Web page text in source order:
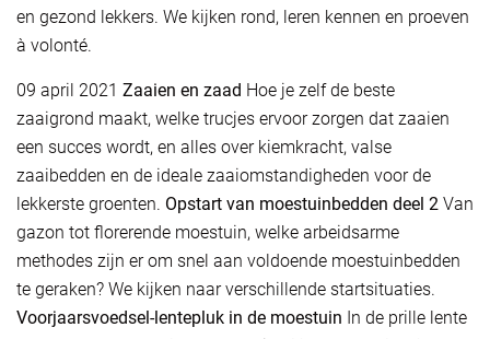
en gezond lekkers. We kijken rond, leren kennen en proeven
à volonté.
09 april 2021 Zaaien en zaad Hoe je zelf de beste
zaaigrond maakt, welke trucjes ervoor zorgen dat zaaien
een succes wordt, en alles over kiemkracht, valse
zaaibedden en de ideale zaaiomstandigheden voor de
lekkerste groenten. Opstart van moestuinbedden deel 2 Van
gazon tot florerende moestuin, welke arbeidsarme
methodes zijn er om snel aan voldoende moestuinbedden
te geraken? We kijken naar verschillende startsituaties.
Voorjaarsvoedsel-lentepluk in de moestuin In de prille lente